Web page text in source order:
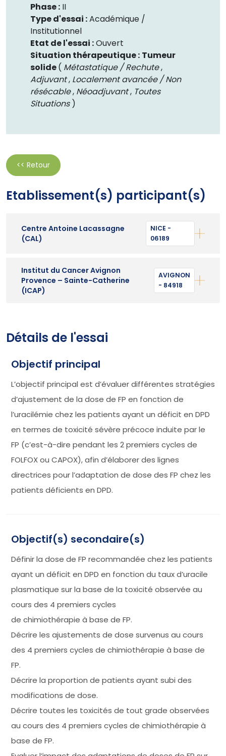
Phase : II
Type d'essai :Académique /
Institutionnel
Etat de l'essai :Ouvert
Situation thérapeutique : Tumeur
solide( Métastatique / Rechute,
Adjuvant, Localement avancée / Non
résécable, Néoadjuvant, Toutes
Situations)
<< Retour
Etablissement(s) participant(s)
Centre Antoine Lacassagne
(CAL)
NICE -
06189
Institut du Cancer Avignon
Provence – Sainte-Catherine
(ICAP)
AVIGNON
- 84918
Détails de l'essai
Objectif principal
L’objectif principal est d’évaluer différentes stratégies
d’ajustement de la dose de FP en fonction de
l’uracilémie chez les patients ayant un déficit en DPD
en termes de toxicité sévère précoce induite par le
FP (c’est-à-dire pendant les 2 premiers cycles de
FOLFOX ou CAPOX), afin d’élaborer des lignes
directrices pour l’adaptation de dose des FP chez les
patients déficients en DPD.
Objectif(s) secondaire(s)
Définir la dose de FP recommandée chez les patients
ayant un déficit en DPD en fonction du taux d’uracile
plasmatique sur la base de la toxicité observée au
cours des 4 premiers cycles
de chimiothérapie à base de FP.
Décrire les ajustements de dose survenus au cours
des 4 premiers cycles de chimiothérapie à base de
FP.
Décrire la proportion de patients ayant subi des
modifications de dose.
Décrire toutes les toxicités de tout grade observées
au cours des 4 premiers cycles de chimiothérapie à
base de FP.